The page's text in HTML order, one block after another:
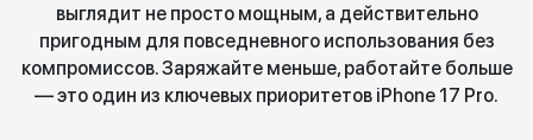
выглядит не просто мощным, а действительно
пригодным для повседневного использования без
компромиссов. Заряжайте меньше, работайте больше
— это один из ключевых приоритетов iPhone 17 Pro.